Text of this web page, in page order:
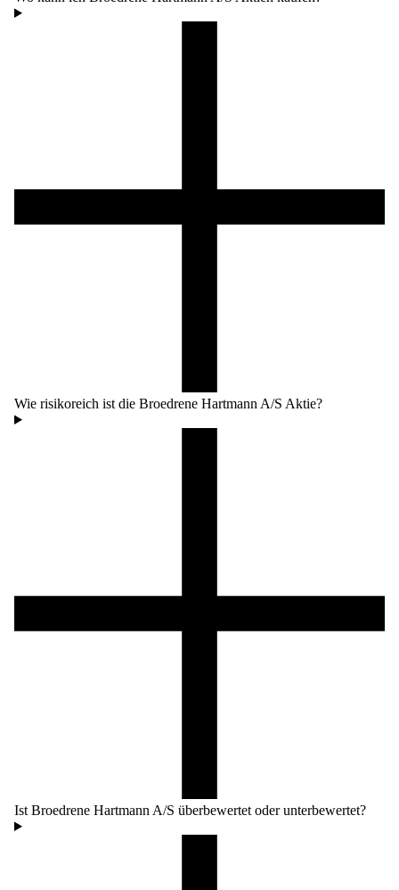
Wie risikoreich ist die Broedrene Hartmann A/S Aktie?
Ist Broedrene Hartmann A/S überbewertet oder unterbewertet?